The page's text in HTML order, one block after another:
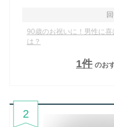
90歳のお祝いに！男性に
は？
1件 のお
2